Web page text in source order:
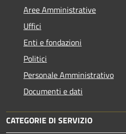
Aree Amministrative
Uffici
Enti e fondazioni
Politici
Personale Amministrativo
Documenti e dati
CATEGORIE DI SERVIZIO